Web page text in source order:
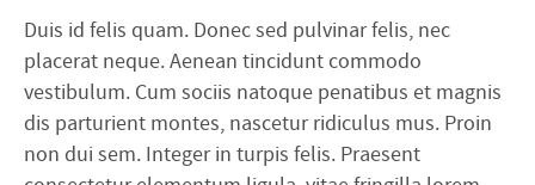
Duis id felis quam. Donec sed pulvinar felis, nec
placerat neque. Aenean tincidunt commodo
vestibulum. Cum sociis natoque penatibus et magnis
dis parturient montes, nascetur ridiculus mus. Proin
non dui sem. Integer in turpis felis. Praesent